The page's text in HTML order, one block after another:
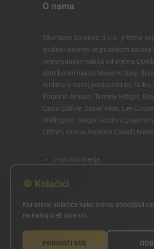
O nama
Silverland Sarajevo d.o.o. je firma
godine i bavimo se prodajom satova
veleprodajom nakita od
distributeri nakita Maestro Italy.
nudimo u našoj prodavnici su, Seiko,
Emporio Armani, Tommy Hilfiger,
Casio Edifice, Dainel Klein, Lee
Wellington, Sergio
Citizen, Guess, Roberto Cavalli,
Uvjeti korištenja
Politika kolačića
POSTAVKE KOLAČIĆA
🍪 Kolačići
Koristimo kolačiće kako bismo poboljšali
na našoj web stranici.
PRIHVATI SVE